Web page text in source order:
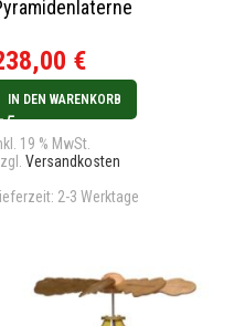
€
IN DEN WARENKORB
19 % MwSt.
Versandkosten
2-3 Werktage